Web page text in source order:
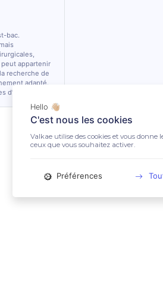
bac.
appartenir
recherche de
adapté.
Hello 👋🏼
C'est nous les cookies
Valkae utilise des cookies et vous donne
ceux que vous souhaitez activer.
Préférences